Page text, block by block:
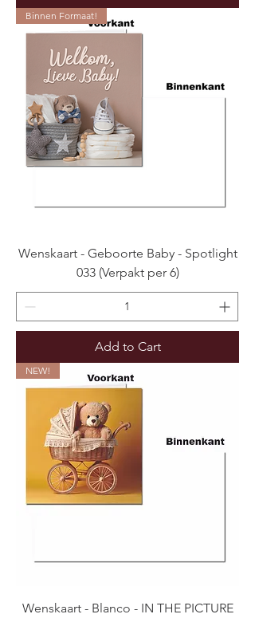
Binnen Formaat!
Wenskaart - Geboorte Baby - Spotlight
033 (Verpakt per 6)
Add to Cart
NEW!
Wenskaart - Blanco - IN THE PICTURE